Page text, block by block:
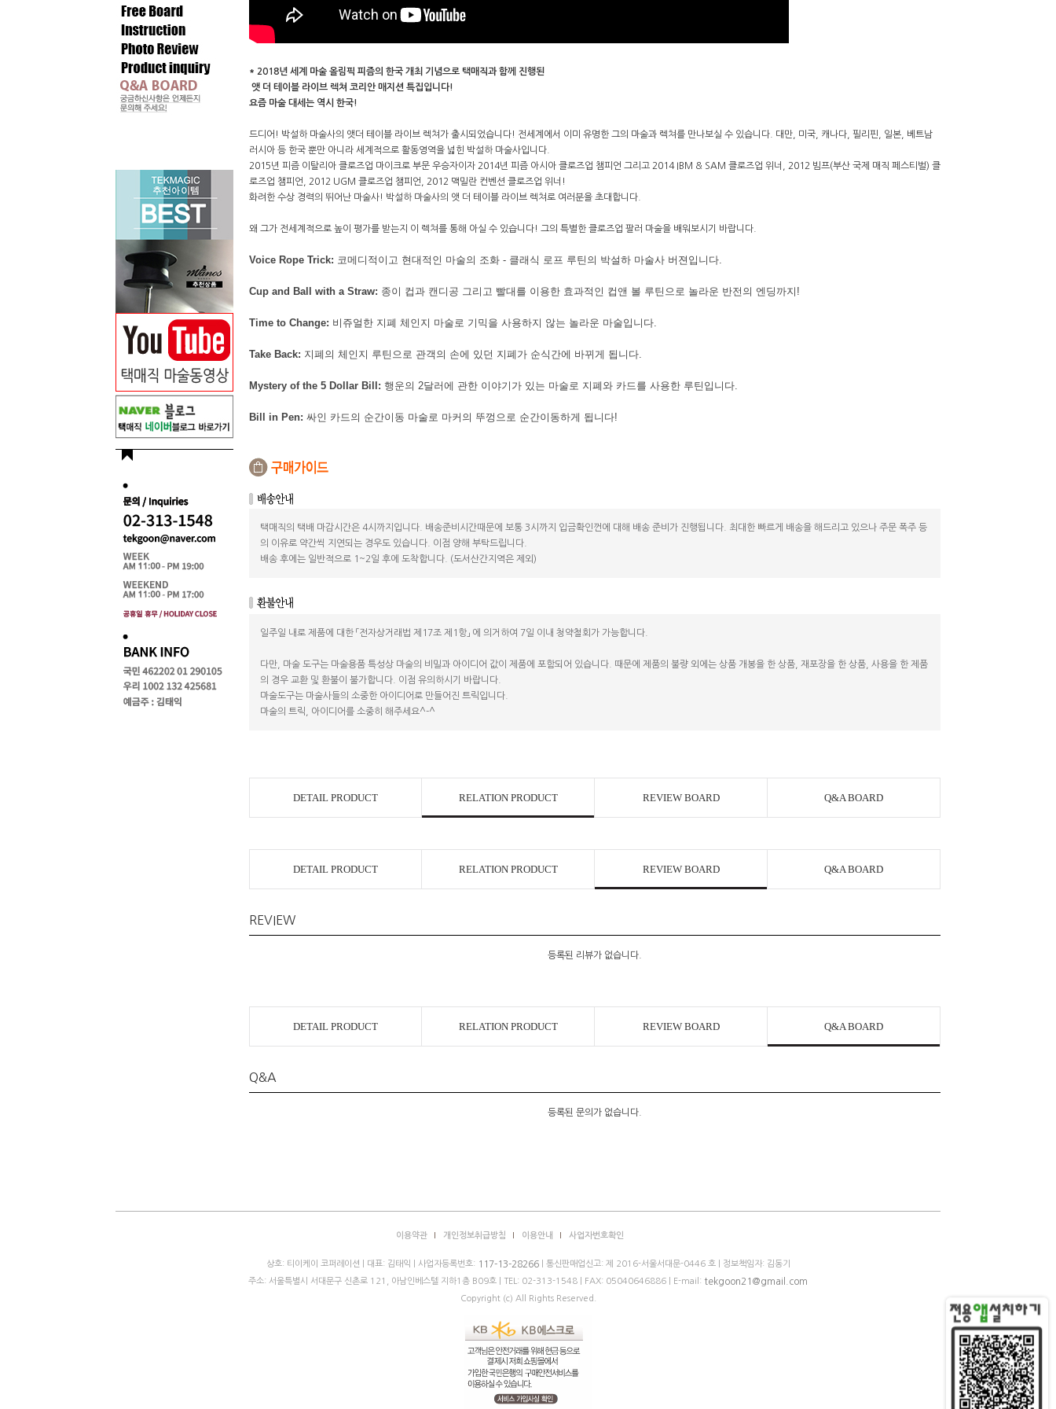
* 2018년 세계 마술 올림픽 피즘의 한국 개최 기념으로 택매직과 함께 진행된
앳 더 테이블 라이브 렉쳐 코리안 매지션 특집입니다!
요즘 마술 대세는 역시 한국!
드디어! 박설하 마술사의 앳더 테이블 라이브 렉쳐가 출시되었습니다! 전세계에서 이미 유명한 그의 마술과 렉쳐를 만나보실 수 있습니다. 대만, 미국, 캐나다, 필리핀, 일본, 베트남
러시아 등 한국 뿐만 아니라 세계적으로 활동영역을 넓힌 박설하 마술사입니다.
2015년 피즘 이탈리아 클로즈업 마이크로 부문 우승자이자 2014년 피즘 아시아 클로즈업 챔피언 그리고 2014 IBM & SAM 클로즈업 위너, 2012 빔프(부산 국제 매직 페스티벌) 클
로즈업 챔피언, 2012 UGM 클로즈업 챔피언, 2012 맥밀란 컨벤션 클로즈업 위너!
화려한 수상 경력의 뛰어난 마술사! 박설하 마술사의 앳 더 테이블 라이브 렉쳐로 여러분을 초대합니다.
왜 그가 전세계적으로 높이 평가를 받는지 이 렉쳐를 통해 아실 수 있습니다! 그의 특별한 클로즈업 팔러 마술을 배워보시기 바랍니다.
Voice Rope Trick: 코메디적이고 현대적인 마술의 조화 - 클래식 로프 루틴의 박설하 마술사 버젼입니다.
Cup and Ball with a Straw: 종이 컵과 캔디공 그리고 빨대를 이용한 효과적인 컵앤 볼 루틴으로 놀라운 반전의 엔딩까지!
Time to Change: 비쥬얼한 지폐 체인지 마술로 기믹을 사용하지 않는 놀라운 마술입니다.
Take Back: 지폐의 체인지 루틴으로 관객의 손에 있던 지폐가 순식간에 바뀌게 됩니다.
Mystery of the 5 Dollar Bill: 행운의 2달러에 관한 이야기가 있는 마술로 지폐와 카드를 사용한 루틴입니다.
Bill in Pen: 싸인 카드의 순간이동 마술로 마커의 뚜껑으로 순간이동하게 됩니다!
택매직의 택배 마감시간은 4시까지입니다. 배송준비시간때문에 보통 3시까지 입금확인껀에 대해 배송 준비가 진행됩니다. 최대한 빠르게 배송을 해드리고 있으나 주문 폭주 등
의 이유로 약간씩 지연되는 경우도 있습니다. 이점 양해 부탁드립니다.
배송 후에는 일반적으로 1~2일 후에 도착합니다. (도서산간지역은 제외)
일주일 내로 제품에 대한 「전자상거래법 제17조 제1항」 에 의거하여 7일 이내 청약철회가 가능합니다.
다만, 마술 도구는 마술용품 특성상 마술의 비밀과 아이디어 값이 제품에 포함되어 있습니다. 때문에 제품의 불량 외에는 상품 개봉을 한 상품, 재포장을 한 상품, 사용을 한 제품
의 경우 교환 및 환불이 불가합니다. 이점 유의하시기 바랍니다.
마술도구는 마술사들의 소중한 아이디어로 만들어진 트릭입니다.
마술의 트릭, 아이디어를 소중히 해주세요^-^
DETAIL PRODUCT RELATION PRODUCT REVIEW BOARD Q&A BOARD
DETAIL PRODUCT RELATION PRODUCT REVIEW BOARD Q&A BOARD
REVIEW
등록된 리뷰가 없습니다.
DETAIL PRODUCT RELATION PRODUCT REVIEW BOARD Q&A BOARD
Q&A
등록된 문의가 없습니다.
이용약관 개인정보취급방침 이용안내 사업자번호확인
상호: 티이케이 코퍼레이션 | 대표: 김태익 | 사업자등록번호: 117-13-28266| 통신판매업신고: 제 2016-서울서대문-0446 호 | 정보책임자: 김동기
주소: 서울특별시 서대문구 신촌로 121, 아남인베스텔 지하1층 B09호 | TEL: 02-313-1548 | FAX: 05040646886 | E-mail: tekgoon21@gmail.com
Copyright (c) All Rights Reserved.